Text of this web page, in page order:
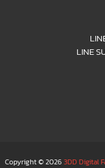
LINE
Copyright © 20263DD Digital